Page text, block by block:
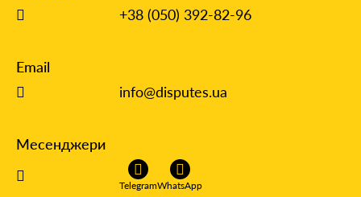
+38 (050) 392-82-96
Email
info@disputes.ua
Месенджери
TelegramWhatsApp